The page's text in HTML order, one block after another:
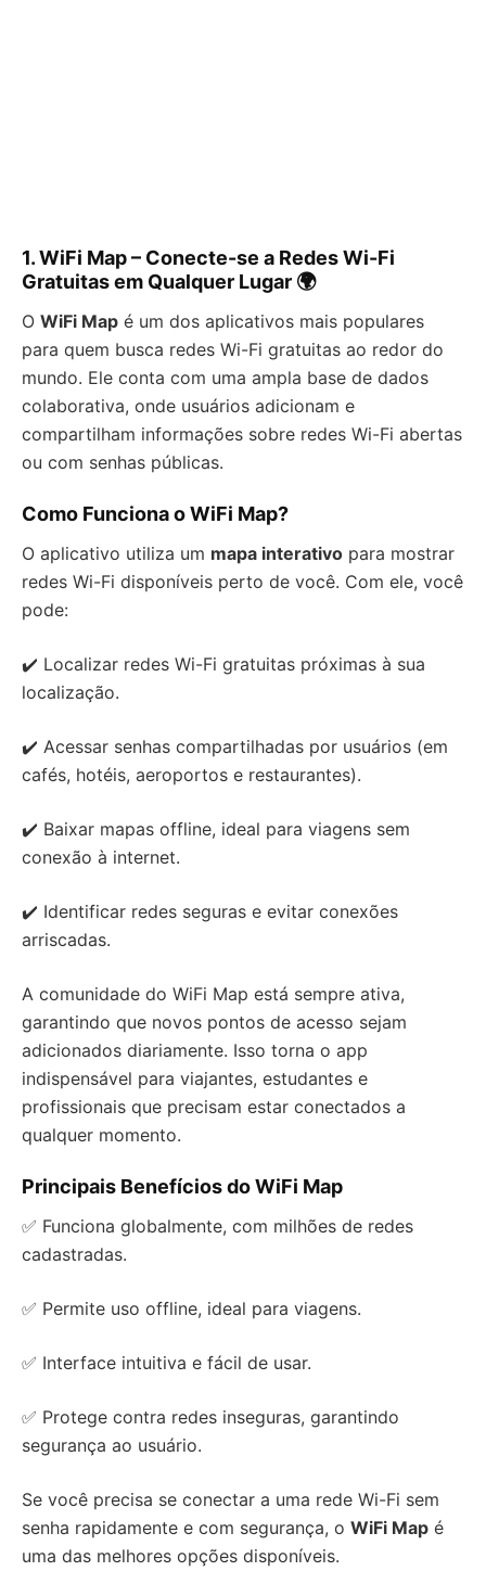
1.WiFi Map – Conecte-se a Redes Wi-Fi
Gratuitas em Qualquer Lugar 🌍
O WiFi Map é um dos aplicativos mais populares
para quem busca redes Wi-Fi gratuitas ao redor do
mundo. Ele conta com uma ampla base de dados
colaborativa, onde usuários adicionam e
compartilham informações sobre redes Wi-Fi abertas
ou com senhas públicas.
Como Funciona o WiFi Map?
O aplicativo utiliza um mapa interativo para mostrar
redes Wi-Fi disponíveis perto de você. Com ele, você
pode:
✔️ Localizar redes Wi-Fi gratuitas próximas à sua
localização.
✔️ Acessar senhas compartilhadas por usuários (em
cafés, hotéis, aeroportos e restaurantes).
✔️ Baixar mapas offline, ideal para viagens sem
conexão à internet.
✔️ Identificar redes seguras e evitar conexões
arriscadas.
A comunidade do WiFi Map está sempre ativa,
garantindo que novos pontos de acesso sejam
adicionados diariamente. Isso torna o app
indispensável para viajantes, estudantes e
profissionais que precisam estar conectados a
qualquer momento.
Principais Benefícios do WiFi Map
✅ Funciona globalmente, com milhões de redes
cadastradas.
✅ Permite uso offline, ideal para viagens.
✅ Interface intuitiva e fácil de usar.
✅ Protege contra redes inseguras, garantindo
segurança ao usuário.
Se você precisa se conectar a uma rede Wi-Fi sem
senha rapidamente e com segurança, o WiFi Map é
uma das melhores opções disponíveis.